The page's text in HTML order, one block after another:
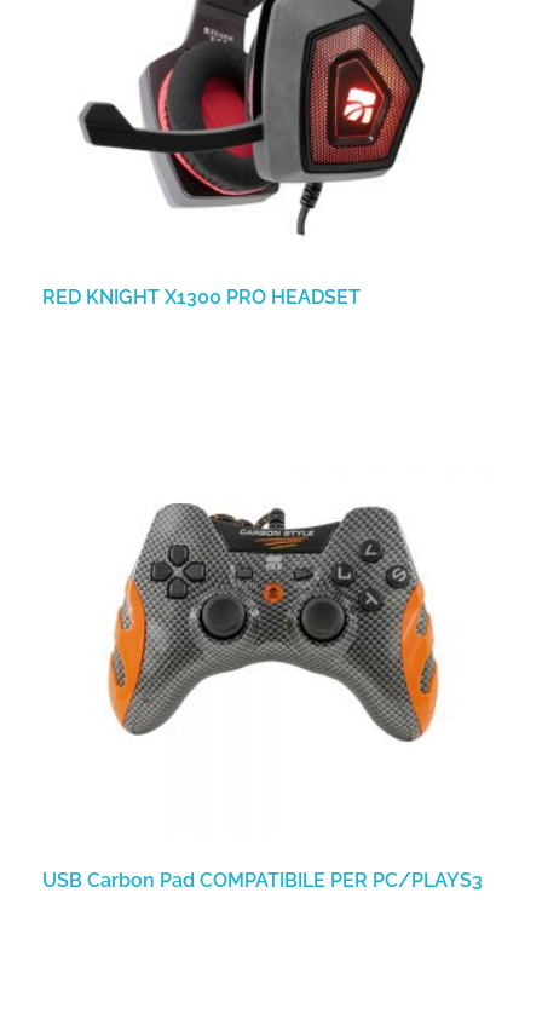
RED KNIGHT X1300 PRO HEADSET
USB Carbon Pad COMPATIBILE PER PC/PLAYS3